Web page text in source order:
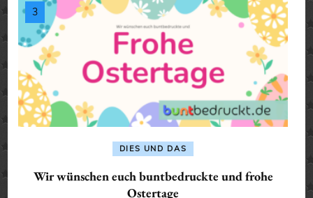
DIES UND DAS
Wir wünschen euch buntbedruckte und frohe
Ostertage